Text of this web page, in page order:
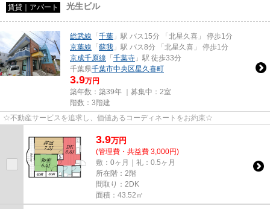
賃貸｜アパート 光生ビル
総武線 「千葉 」駅 バス15分 「北星久喜」 停歩1分
京葉線 「蘇我 」駅 バス8分 「北星久喜」 停歩1分
京成千原線 「千葉寺 」駅 徒歩33分
千葉県千葉市中央区星久喜町
3.9万円
築年数：築39年 ｜募集中： 2室
階数：3階建
☆不動産サービスを追求し、価値あるコーディネートをお約束☆
3.9万円
(管理費・共益費 3,000円)
敷：0ヶ月｜礼：0.5ヶ月
所在階：2階
間取り：2DK
面積：43.52㎡